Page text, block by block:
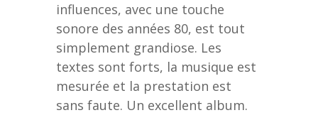
influences, avec une touche
sonore des années 80, est tout
simplement grandiose. Les
textes sont forts, la musique est
mesurée et la prestation est
sans faute. Un excellent album.